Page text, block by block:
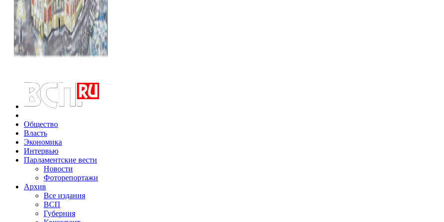
Общество
Власть
Экономика
Интервью
Парламентские вести
Новости
Фоторепортажи
Архив
Все издания
ВСП
Губерния